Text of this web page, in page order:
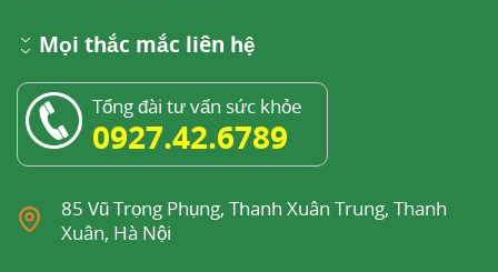
Mọi thắc mắc liên hệ
Tổng đài tư vấn sức khỏe
0927.42.6789
85 Vũ Trọng Phụng, Thanh Xuân Trung, Thanh
Xuân, Hà Nội